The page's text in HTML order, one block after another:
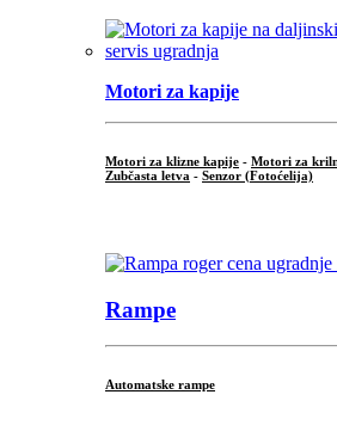
Motori za kapije
Motori za klizne kapije - Motori za
Zubčasta letva - Senzor (Fotoćelija)
Rampe
Automatske rampe